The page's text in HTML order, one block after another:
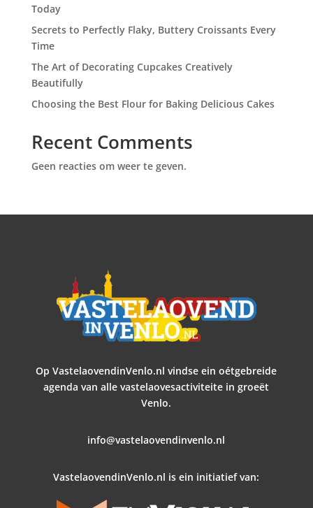
Today
Secrets to Perfectly Flaky, Buttery Croissants Every
Time
The Art of Decorating Cupcakes Creatively
Beautifully
Choosing the Best Flour for Baking Delicious Cakes
Recent Comments
Geen reacties om weer te geven.
Op VastelaovendinVenlo.nl vindse ein oétgebreide
agenda van alle vastelaovesactiviteite in groeët
Venlo.
info@vastelaovendinvenlo.nl
VastelaovendinVenlo.nl is ein initiatief van: